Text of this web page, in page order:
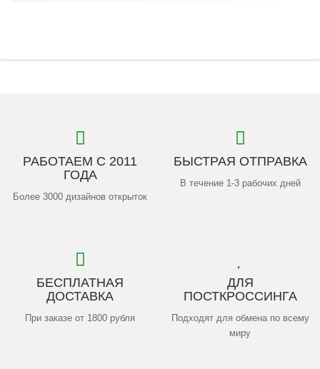
РАБОТАЕМ С 2011
ГОДА
Более 3000 дизайнов открыток
БЫСТРАЯ ОТПРАВКА
В течение 1-3 рабочих дней
БЕСПЛАТНАЯ
ДОСТАВКА
При заказе от 1800 рубля
ДЛЯ
ПОСТКРОССИНГА
Подходят для обмена по всему
миру